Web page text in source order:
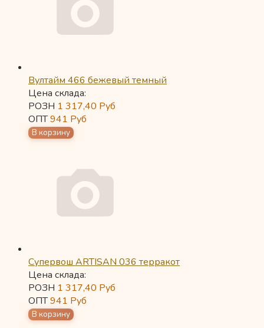
Вултайм 466 бежевый темный
Цена склада:
РОЗН 1 317,40 Руб
ОПТ941 Руб
Супервош ARTISAN 036 терракот
Цена склада:
РОЗН 1 317,40 Руб
ОПТ941 Руб